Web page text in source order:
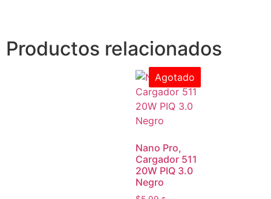
Productos relacionados
Agotado
Nano Pro,
Cargador 511
20W PIQ 3.0
Negro